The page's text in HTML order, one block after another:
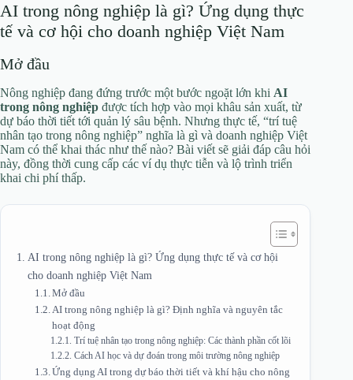
AI trong nông nghiệp là gì? Ứng dụng thực
tế và cơ hội cho doanh nghiệp Việt Nam
Mở đầu
Nông nghiệp đang đứng trước một bước ngoặt lớn khi AI
trong nông nghiệp được tích hợp vào mọi khâu sản xuất, từ
dự báo thời tiết tới quản lý sâu bệnh. Nhưng thực tế, “trí tuệ
nhân tạo trong nông nghiệp” nghĩa là gì và doanh nghiệp Việt
Nam có thể khai thác như thế nào? Bài viết sẽ giải đáp câu hỏi
này, đồng thời cung cấp các ví dụ thực tiễn và lộ trình triển
khai chi phí thấp.
AI trong nông nghiệp là gì? Ứng dụng thực tế và cơ hội
cho doanh nghiệp Việt Nam
Mở đầu
AI trong nông nghiệp là gì? Định nghĩa và nguyên tắc
hoạt động
Trí tuệ nhân tạo trong nông nghiệp: Các thành phần cốt lõi
Cách AI học và dự đoán trong môi trường nông nghiệp
Ứng dụng AI trong dự báo thời tiết và khí hậu cho nông